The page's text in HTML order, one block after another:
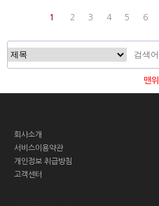
1 2 3 4 5 6
맨
회사소개
서비스이용약관
개인정보 취급방침
고객센터